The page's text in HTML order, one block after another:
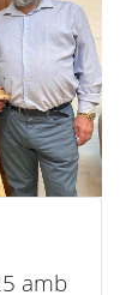
amb